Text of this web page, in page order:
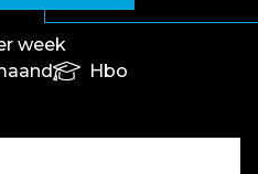
week
Hbo